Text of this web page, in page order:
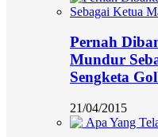
Pernah
Mundur
Sengketa
21/04/2015